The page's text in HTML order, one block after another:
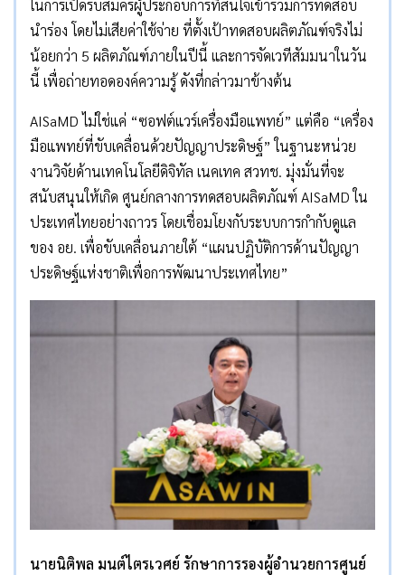
ในการเปิดรับสมัครผู้ประกอบการที่สนใจเข้าร่วมการทดสอบ
นำร่อง โดยไม่เสียค่าใช้จ่าย ที่ตั้งเป้าทดสอบผลิตภัณฑ์จริงไม่
น้อยกว่า 5 ผลิตภัณฑ์ภายในปีนี้ และการจัดเวทีสัมมนาในวัน
นี้ เพื่อถ่ายทอดองค์ความรู้ ดังที่กล่าวมาข้างต้น
AISaMD ไม่ใช่แค่ “ซอฟต์แวร์เครื่องมือแพทย์” แต่คือ “เครื่อง
มือแพทย์ที่ขับเคลื่อนด้วยปัญญาประดิษฐ์” ในฐานะหน่วย
งานวิจัยด้านเทคโนโลยีดิจิทัล เนคเทค สวทช. มุ่งมั่นที่จะ
สนับสนุนให้เกิด ศูนย์กลางการทดสอบผลิตภัณฑ์ AISaMD ใน
ประเทศไทยอย่างถาวร โดยเชื่อมโยงกับระบบการกำกับดูแล
ของ อย. เพื่อขับเคลื่อนภายใต้ “แผนปฏิบัติการด้านปัญญา
ประดิษฐ์แห่งชาติเพื่อการพัฒนาประเทศไทย”
นายนิติพล มนต์ไตรเวศย์ รักษาการรองผู้อำนวยการศูนย์